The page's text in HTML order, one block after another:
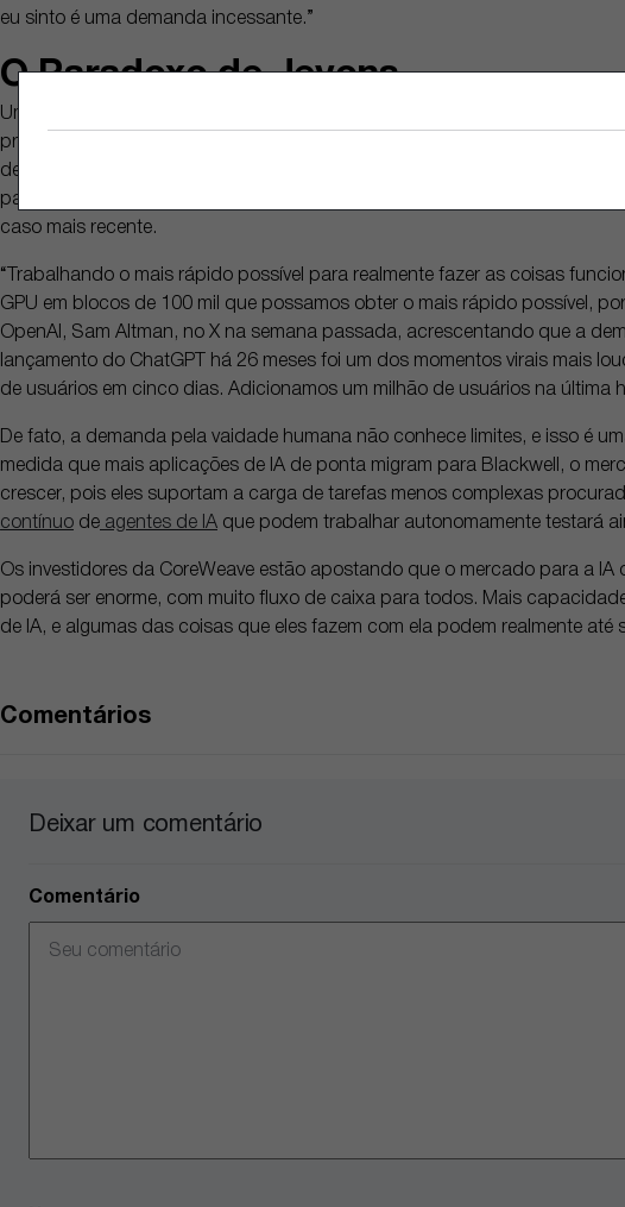
eu sinto é uma demanda incessante.”
O Paradoxo de Jevons
Uma teoria econômica conhecida como o Paradoxo de Jevons — que
preços levam ao aumento da demanda — já poderia estar provando que
de geração de imagens recentemente atualizada da OpenAI, que fez com
para criar e postar imagens de si mesmos no estilo do famoso gigante
caso mais recente.
“Trabalhando o mais rápido possível para realmente fazer as coisas
GPU em blocos de 100 mil que possamos obter o mais rápido possível, por
OpenAI, Sam Altman, no X na semana passada, acrescentando que a
lançamento do ChatGPT há 26 meses foi um dos momentos virais mais
de usuários em cinco dias. Adicionamos um milhão de usuários na última
De fato, a demanda pela vaidade humana não conhece limites, e isso é
medida que mais aplicações de IA de ponta migram para Blackwell, o
crescer, pois eles suportam a carga de tarefas menos complexas
contínuo de agentes de IA que podem trabalhar autonomamente testará
Os investidores da CoreWeave estão apostando que o mercado para a
poderá ser enorme, com muito fluxo de caixa para todos. Mais
de IA, e algumas das coisas que eles fazem com ela podem realmente até
Comentários
Deixar um comentário
Comentário